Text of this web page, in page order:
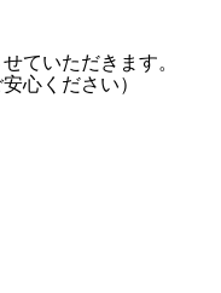
ていただきます。
心ください）